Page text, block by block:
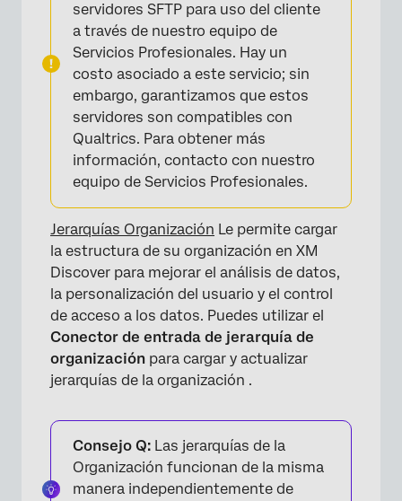
servidores SFTP para uso del cliente
a través de nuestro equipo de
Servicios Profesionales. Hay un
costo asociado a este servicio; sin
embargo, garantizamos que estos
servidores son compatibles con
Qualtrics. Para obtener más
información, contacto con nuestro
equipo de Servicios Profesionales.
Jerarquías Organización Le permite cargar
la estructura de su organización en XM
Discover para mejorar el análisis de datos,
la personalización del usuario y el control
de acceso a los datos. Puedes utilizar el
Conector de entrada de jerarquía de
organización para cargar y actualizar
jerarquías de la organización .
Consejo Q: Las jerarquías de la
Organización funcionan de la misma
manera independientemente de